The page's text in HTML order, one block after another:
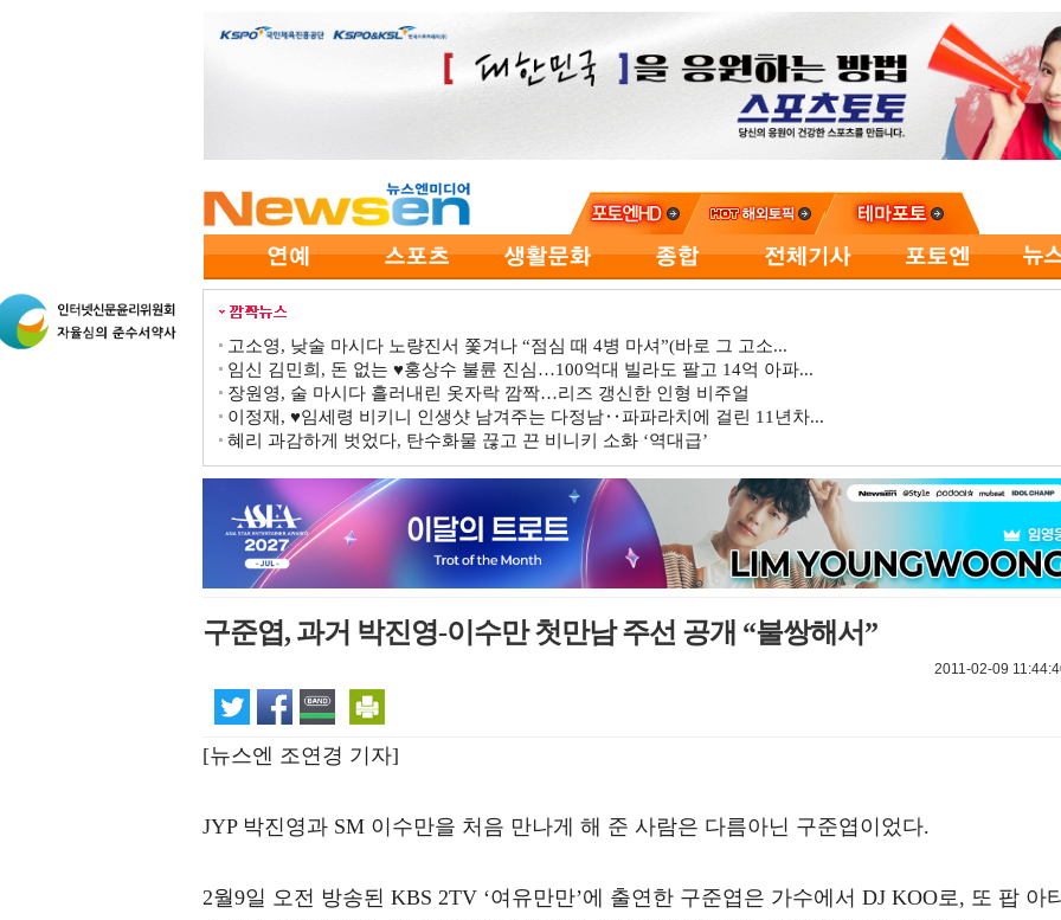
고소영, 낮술 마시다 노량진서 쫓겨나 “점심 때 4병 마셔”(바로 그 고소...
임신 김민희, 돈 없는 ♥홍상수 불륜 진심…100억대 빌라도 팔고 14억 아파...
장원영, 술 마시다 흘러내린 옷자락 깜짝…리즈 갱신한 인형 비주얼
이정재, ♥임세령 비키니 인생샷 남겨주는 다정남‥파파라치에 걸린 11년차...
혜리 과감하게 벗었다, 탄수화물 끊고 끈 비니키 소화 ‘역대급’
구준엽, 과거 박진영-이수만 첫만남 주선 공개 “불쌍해서”
2011-02-09
[뉴스엔 조연경 기자]
JYP 박진영과 SM 이수만을 처음 만나게 해 준 사람은 다름아닌 구준엽이었다.
2월9일 오전 방송된 KBS 2TV ‘여유만만’에 출연한 구준엽은 가수에서 DJ KOO로, 또 팝 아